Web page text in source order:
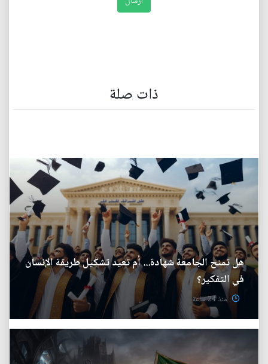
ذات صلة
هل تمنح الجامعة شهادة... أم تعيد تشكيل طريقة الإنسان
في التفكير؟
منذ 24 ساعة